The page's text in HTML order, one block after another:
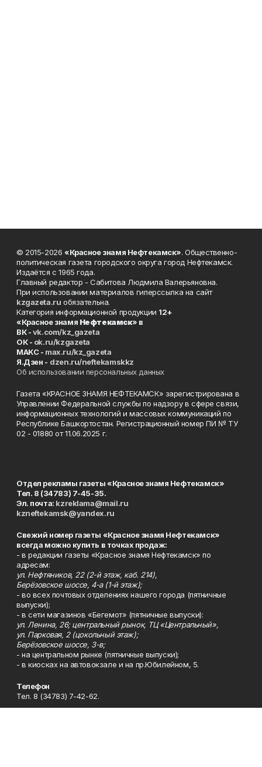
© 2015-2026 «Красное знамя Нефтекамск». Общественно-
политическая газета городского округа город Нефтекамск.
Издаётся с 1965 года.
Главный редактор - Сабитова Людмила Валерьяновна.
При использовании материалов гиперссылка на сайт
kzgazeta.ru обязательна.
Категория информационной продукции 12+
«Красное знамя Нефтекамск» в
ВК -vk.com/kz_gazeta
ОК - ok.ru/kzgazeta
MAKC - max.ru/kz_gazeta
Я.Дзен - dzen.ru/neftekamskkz
Об использовании персональных данных
Газета «КРАСНОЕ ЗНАМЯ НЕФТЕКАМСК» зарегистрирована в
Управлении Федеральной службы по надзору в сфере связи,
информационных технологий и массовых коммуникаций по
Республике Башкортостан. Регистрационный номер ПИ № ТУ
02 - 01880 от 11.06.2025 г.
Отдел рекламы газеты «Красное знамя Нефтекамск»
Тел. 8 (34783) 7-45-35.
Эл. почта: kzreklama@mail.ru
kzneftekamsk@yandex.ru
Свежий номер газеты «Красное знамя Нефтекамск»
всегда можно купить в точках продаж:
- в редакции газеты «Красное знамя Нефтекамск» по
адресам:
ул. Нефтяников, 22 (2-й этаж, каб. 214),
Берёзовское шоссе, 4-а (1-й этаж);
- во всех почтовых отделениях нашего города (пятничные
выпуски);
- в сети магазинов «Бегемот» (пятничные выпуски):
ул. Ленина, 26; центральный рынок, ТЦ «Центральный»,
ул. Парковая, 2 (цокольный этаж);
Берёзовское шоссе, 3-в;
- на центральном рынке (пятничные выпуски);
- в киосках на автовокзале и на пр.Юбилейном, 5.
Телефон
Тел. 8 (34783) 7-42-62.